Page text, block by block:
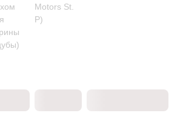
Motors St.
P)